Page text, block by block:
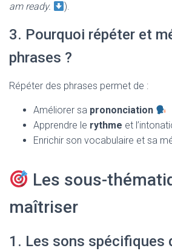
am ready.
).
3. Pourquoi répéter et
phrases ?
Répéter des phrases permet de :
Améliorer sa prononciation
Apprendre le rythme et
Enrichir son vocabulaire et sa
Les sous-
maîtriser
1. Les sons spécifiques